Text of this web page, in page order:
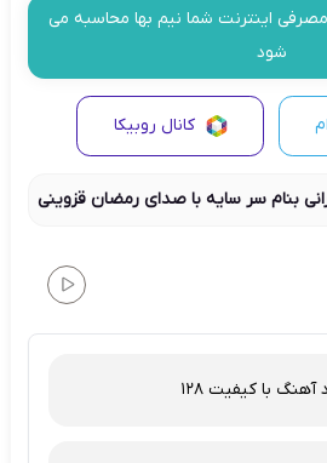
اینترنت شما نیم بها محاسبه می
شود
کانال روبیکا
بنام سر سایه با صدای رمضان قزوینی
آهنگ با کیفیت 128